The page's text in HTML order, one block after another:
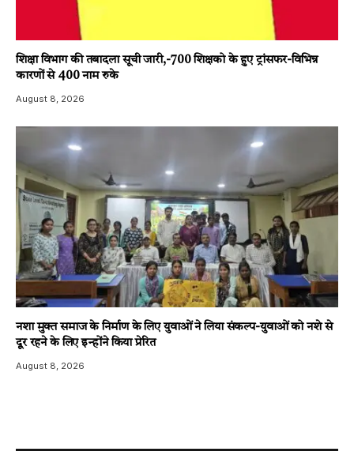
शिक्षा विभाग की तबादला सूची जारी,-700 शिक्षको के हुए ट्रांसफर-विभिन्न
कारणों से 400 नाम रुके
August 8, 2026
नशा मुक्त समाज के निर्माण के लिए युवाओं ने लिया संकल्प-युवाओं को नशे से
दूर रहने के लिए इन्होंने किया प्रेरित
August 8, 2026